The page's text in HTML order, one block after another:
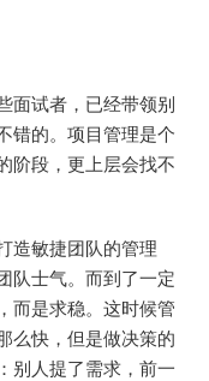
面试者，已经带领别
错的。项目管理是个
阶段，更上层会找不
造敏捷团队的管理
队士气。而到了一定
而是求稳。这时候管
么快，但是做决策的
别人提了需求，前一